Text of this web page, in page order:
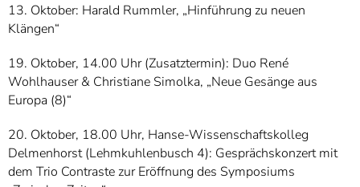
13. Oktober: Harald Rummler, „Hinführung zu neuen
Klängen“
19. Oktober, 14.00 Uhr (Zusatztermin): Duo René
Wohlhauser & Christiane Simolka, „Neue Gesänge aus
Europa (8)“
20. Oktober, 18.00 Uhr, Hanse-Wissenschaftskolleg
Delmenhorst (Lehmkuhlenbusch 4): Gesprächskonzert mit
dem Trio Contraste zur Eröffnung des Symposiums